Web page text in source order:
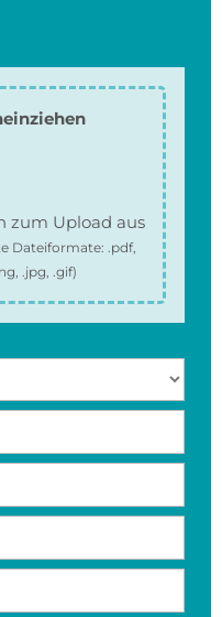
zum Upload aus
Dateiformate: .pdf,
.jpg, .gif)